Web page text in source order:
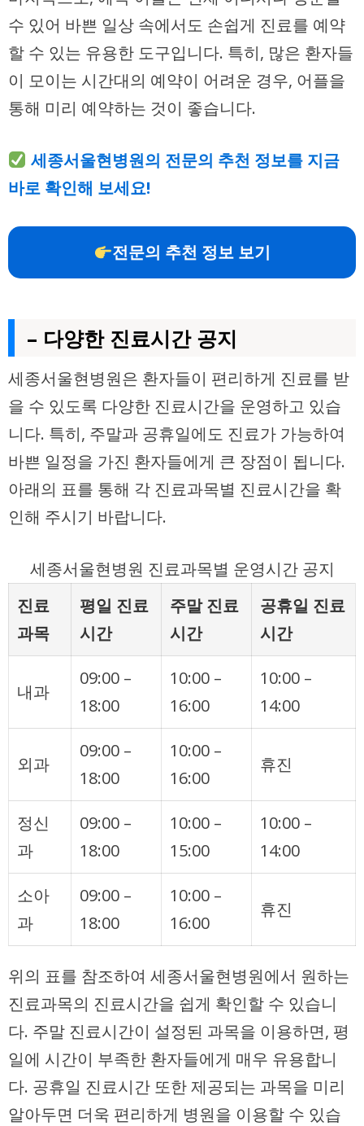
수 있어 바쁜 일상 속에서도 손쉽게 진료를 예약
할 수 있는 유용한 도구입니다. 특히, 많은 환자들
이 모이는 시간대의 예약이 어려운 경우, 어플을
통해 미리 예약하는 것이 좋습니다.
세종서울현병원의 전문의 추천 정보를 지금
바로 확인해 보세요!
전문의 추천 정보 보기
– 다양한 진료시간 공지
세종서울현병원은 환자들이 편리하게 진료를 받
을 수 있도록 다양한 진료시간을 운영하고 있습
니다. 특히, 주말과 공휴일에도 진료가 가능하여
바쁜 일정을 가진 환자들에게 큰 장점이 됩니다.
아래의 표를 통해 각 진료과목별 진료시간을 확
인해 주시기 바랍니다.
세종서울현병원 진료과목별 운영시간 공지
진료
과목
평일 진료
시간
주말 진료
시간
공휴일 진료
시간
내과
09:00 –
18:00
10:00 –
16:00
10:00 –
14:00
외과
09:00 –
18:00
10:00 –
16:00
휴진
정신
과
09:00 –
18:00
10:00 –
15:00
10:00 –
14:00
소아
과
09:00 –
18:00
10:00 –
16:00
휴진
위의 표를 참조하여 세종서울현병원에서 원하는
진료과목의 진료시간을 쉽게 확인할 수 있습니
다. 주말 진료시간이 설정된 과목을 이용하면, 평
일에 시간이 부족한 환자들에게 매우 유용합니
다. 공휴일 진료시간 또한 제공되는 과목을 미리
알아두면 더욱 편리하게 병원을 이용할 수 있습